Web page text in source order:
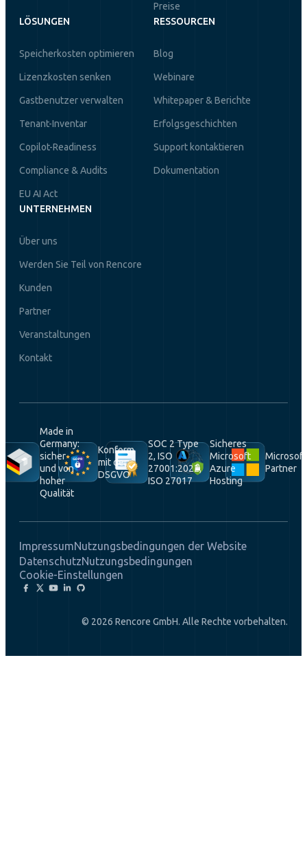
Preise
LÖSUNGEN
Speicherkosten optimieren
Lizenzkosten senken
Gastbenutzer verwalten
Tenant-Inventar
Copilot-Readiness
Compliance & Audits
EU AI Act
RESSOURCEN
Blog
Webinare
Whitepaper & Berichte
Erfolgsgeschichten
Support kontaktieren
Dokumentation
UNTERNEHMEN
Über uns
Werden Sie Teil von Rencore
Kunden
Partner
Veranstaltungen
Kontakt
Made in
Germany:
sicher
und von
hoher
Qualität
Konform
mit der
DSGVO
SOC 2 Type
2, ISO
27001:2022,
ISO 27017
Sicheres
Microsoft
Azure
Hosting
Partner
ImpressumNutzungsbedingungen der Website
DatenschutzNutzungsbedingungen
Cookie-Einstellungen
© 2026 Rencore GmbH. Alle Rechte vorbehalten.